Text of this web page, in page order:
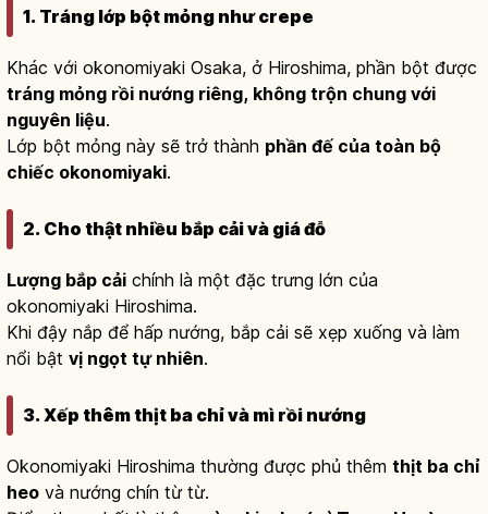
1. Tráng lớp bột mỏng như crepe
Khác với okonomiyaki Osaka, ở Hiroshima, phần bột được
tráng mỏng rồi nướng riêng, không trộn chung với
nguyên liệu.
Lớp bột mỏng này sẽ trở thành phần đế của toàn bộ
chiếc okonomiyaki.
2. Cho thật nhiều bắp cải và giá đỗ
Lượng bắp cải chính là một đặc trưng lớn của
okonomiyaki Hiroshima.
Khi đậy nắp để hấp nướng, bắp cải sẽ xẹp xuống và làm
nổi bật vị ngọt tự nhiên.
3. Xếp thêm thịt ba chỉ và mì rồi nướng
Okonomiyaki Hiroshima thường được phủ thêm thịt ba chỉ
heo và nướng chín từ từ.